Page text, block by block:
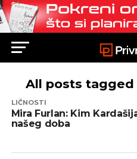
All posts tagged
LIČNOSTI
Mira Furlan: Kim
našeg doba